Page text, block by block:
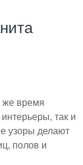
же время
так и
узоры делают
полов и